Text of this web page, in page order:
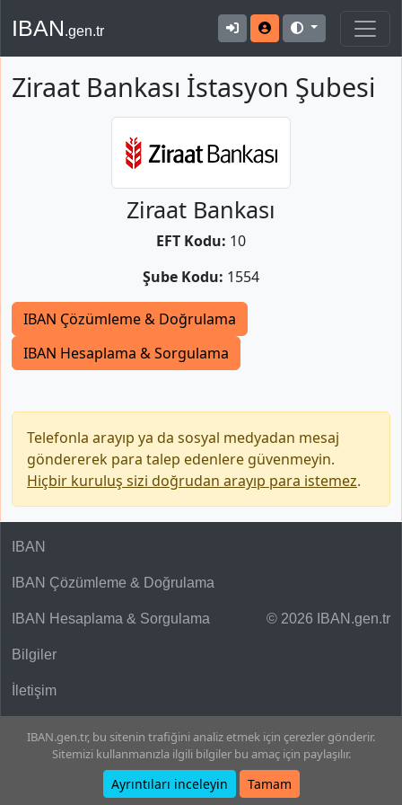
IBAN.gen.tr
Ziraat Bankası İstasyon Şubesi
Ziraat Bankası
EFT Kodu: 10
Şube Kodu: 1554
IBAN Çözümleme & Doğrulama
IBAN Hesaplama & Sorgulama
Telefonla arayıp ya da sosyal medyadan mesaj
göndererek para talep edenlere güvenmeyin.
Hiçbir kuruluş sizi doğrudan arayıp para istemez.
© 2026 IBAN.gen.tr
IBAN
IBAN Çözümleme & Doğrulama
IBAN Hesaplama & Sorgulama
Bilgiler
İletişim
IBAN.gen.tr, bu sitenin trafiğini analiz etmek için çerezler gönderir.
Sitemizi kullanmanızla ilgili bilgiler bu amaç için paylaşılır.
Ayrıntıları inceleyin Tamam